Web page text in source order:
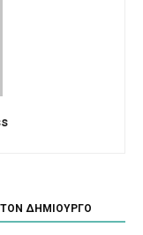
ΤΟΝ ΔΗΜΙΟΥΡΓΟ